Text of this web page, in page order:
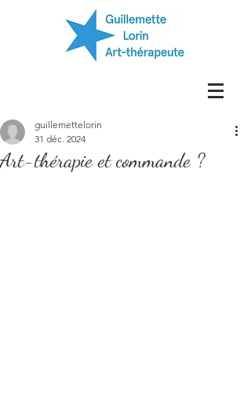
Art-thérapie et commande ?
guillemettelorin
31 déc. 2024